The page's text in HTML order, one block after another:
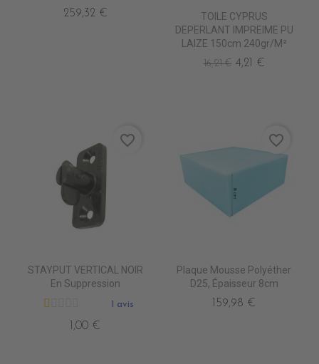
259,32 €
TOILE CYPRUS
DEPERLANT IMPREIME PU
LAIZE 150cm 240gr/m²
16,21 € 4,21 €
STAYPUT VERTICAL NOIR
En Suppression
1 avis
1,00 €
favorite_border
Plaque Mousse Polyéther
D25, Épaisseur 8cm
159,98 €
favorite_border